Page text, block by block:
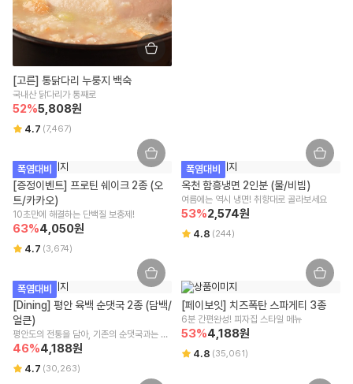
상세페이지 하단 참고
영양성분(식품위생법에 따른 영양성분 표시대상 식품에 한함)
유전자변형식품에 해당하는 경우의 표시
해당사항 없음
영유아식 또는 체중조절식품 등에 해당하는 경우 표시광고사전심의필 유무 및
해당사항 없음
수입식품에 해당하는 경우 "식품위생법에 따른 수입신고를 필함"의 문구
식품위생법에 따른 수입신고를 필함
소비자상담 관련 전화번호
윙잇 고객센터 : 1599-3108
알레르기 유발물질 표시
상세페이지 하단 참고
통신판매업신고
2018-서울강남-03300
유통전문판매업 주소
서울특별시 강남구 테헤란로 423, 9층 9493호
전화번호
1599-3108
택배사
CJ대한통운
교환/반품 불가 안내
신선/냉장/냉동식품은 단순 변심/주문 착오로 인한 교환/반품 신청이 어렵
습니다.
상품 수령한 날로부터 7일 경과할 경우 단순 변심으로 인한 교환/반품 신
잘못된 보관 방법이나 고객님의 부주의 등으로 인한 오염, 파손, 변질된 경
우 교환/반품 신청이 어렵습니다.
고객님의 사용 또는 일부 소비에 의해 상품의 가치가 훼손된 경우 교환/반
품 신청이 어렵습니다.
고객님이 상품 포장을 개봉하여 사용 또는 설치 완료되어 상품의 가치가
훼손된 경우 (단, 내용 확인을 위한 포장 개봉은 예외) 교환/반품 신청이 어
렵습니다.
시간 경과에 따라 상품 등의 가치가 현저히 감소하여 재판매가 불가능한
경우 교환/반품 신청이 어렵습니다.
구매한 상품의 구성품이 누락된 경우(세트 상품,
초특가상품
환/반품은 신청이 어렵습니다.
기타, 상품의 교환, 상품 결함 등의 보상은 소비자분쟁해결기준(공정거래
위원회 고시)에 의해 안내를 드립니다.
교환/반품 방법 안내
리빙/실온 상품에 한 해 받으신 날부터 7일 이내 교환/반품이 가능하며, 윙
잇 또는 위수탁 업체에 문의가 필요합니다.
사이즈/색상/옵션 등 단순 변심/주문 착오로 인한 교환/반품 비용은 고객
부담입니다.
단, 회수된 상품 상태에 따라 교환/반품 가능 여부가 달라질 수 있는 점 양
해 부탁드립니다.
[고른] 통닭다리 누룽지 백숙
국내산 닭다리가 통째로
52%5,808원
4.7 (7,467)
폭염대비
[증정이벤트] 프로틴 쉐이크 2종 (오
트/카카오)
63%4,050원
4.7 (3,674)
폭염대비
옥천 함흥냉면 2인분 (물/비빔)
여름에는 역시 냉면! 취향대로 골라보세요
53%2,574원
4.8 (244)
폭염대비
[Dining] 평안 육백 순댓국 2종 (담백/
얼큰)
평안도의 전통을 담아, 기존의 순댓국과는 비
교 불가!
46%4,188원
4.7 (30,263)
[페이보잇] 치즈폭탄 스파게티 3종
6분 간편완성! 피자집 스타일 메뉴
53%4,188원
4.8 (35,061 )